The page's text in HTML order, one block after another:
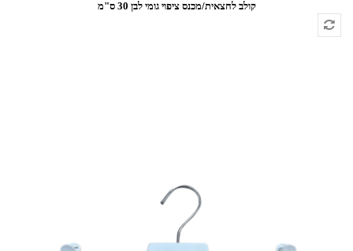
קולב לחצאית/מכנס ציפוי גומי לבן 30 ס"מ